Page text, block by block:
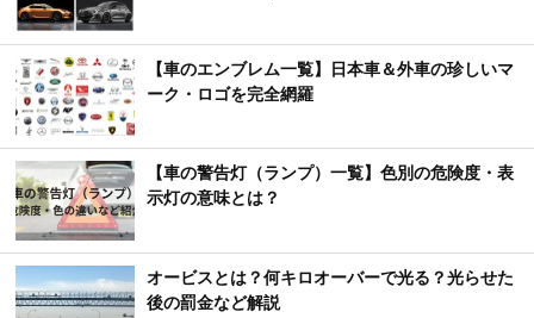
【車のエンブレム一覧】日本車＆外車の珍しいマ
ーク・ロゴを完全網羅
【車の警告灯（ランプ）一覧】色別の危険度・表
示灯の意味とは？
オービスとは？何キロオーバーで光る？光らせた
後の罰金など解説